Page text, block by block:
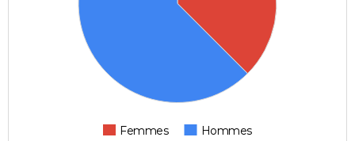
Femmes Hommes